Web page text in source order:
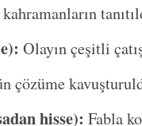
Olayın çeşitli
çözüme
hisse): Fabla